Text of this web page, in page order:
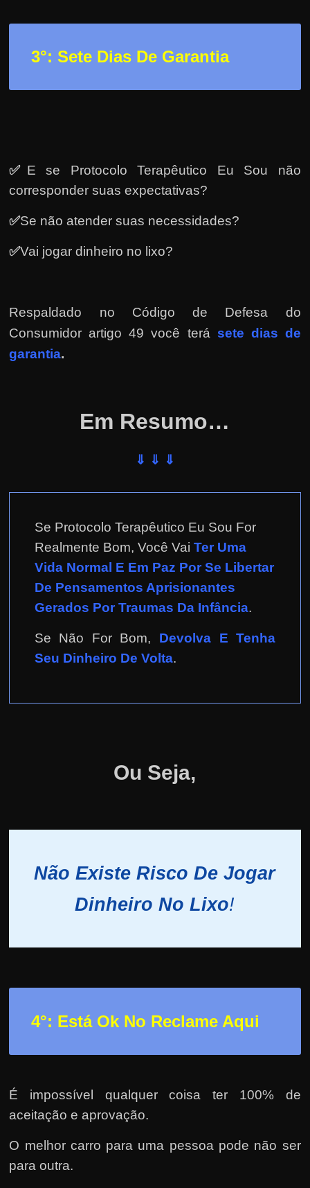
r
c
o
m
?
3°: Sete Dias De Garantia
✅ E se Protocolo Terapêutico Eu Sou não
corresponder suas expectativas?
✅Se não atender suas necessidades?
✅Vai jogar dinheiro no lixo?
Respaldado no Código de Defesa do
Consumidor artigo 49 você terá sete dias de
garantia.
Em Resumo…
⇓ ⇓ ⇓
Se Protocolo Terapêutico Eu Sou For
Realmente Bom, Você Vai Ter Uma
Vida Normal E Em Paz Por Se Libertar
De Pensamentos Aprisionantes
Gerados Por Traumas Da Infância.
Se Não For Bom, Devolva E Tenha
Seu Dinheiro De Volta.
Ou Seja,
Não Existe Risco De Jogar
Dinheiro No Lixo!
4°: Está Ok No Reclame Aqui
É impossível qualquer coisa ter 100% de
aceitação e aprovação.
O melhor carro para uma pessoa pode não ser
para outra.